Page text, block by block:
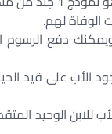
لهم.
دفع
الأب على قيد
الوحيد